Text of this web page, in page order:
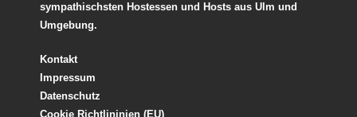
sympathischsten Hostessen und Hosts aus Ulm und
Umgebung.
Kontakt
Impressum
Datenschutz
Cookie Richtlininien (EU)